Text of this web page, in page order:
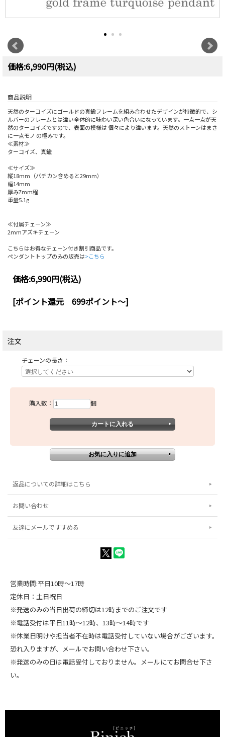
価格:6,990円(税込)
商品説明
天然のターコイズにゴールドの真鍮フレームを組み合わせたデザインが特徴的で、シ
ルバーのフレームとは違い全体的に味わい深い色合いになっています。一点一点が天
然のターコイズですので、表面の模様は 個々により違います。天然のストーンはまさ
に一点モノ の極みです。
≪素材≫
ターコイズ、真鍮
≪サイズ≫
縦18mm（バチカン含めると29mm）
幅14mm
厚み7mm程
重量5.1g
≪付属チェーン≫
2mmアズキチェーン
こちらはお得なチェーン付き割引商品です。
ペンダントトップのみの販売は>こちら
価格:6,990円(税込)
[ポイント還元 699ポイント～]
注文
チェーンの長さ：
購入数： 個
返品についての詳細はこちら
お問い合わせ
友達にメールですすめる
営業時間:平日10時～17時
定休日：土日祝日
※発送のみの当日出荷の締切は12時までのご注文です
※電話受付は平日11時～12時、13時～14時です
※休業日明けや担当者不在時は電話受付していない場合がございます。
恐れ入りますが、メールでお問い合わせ下さい。
※発送のみの日は電話受付しておりません。メールにてお問合せ下さ
い。